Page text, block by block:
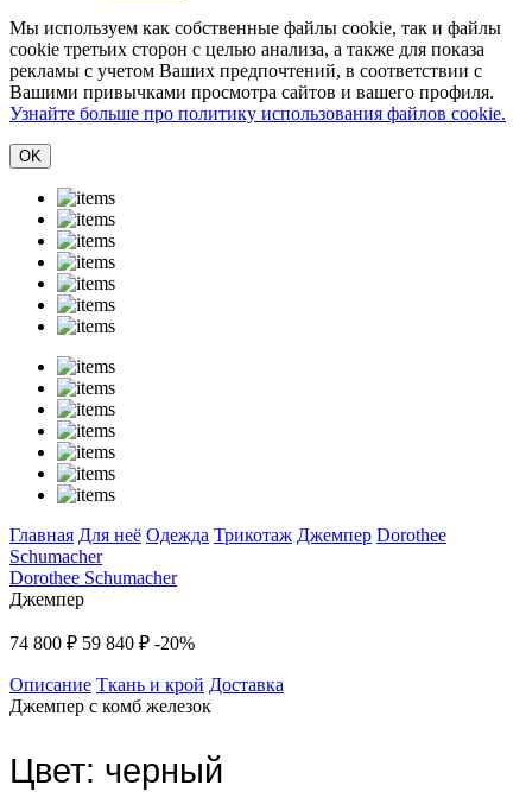
Мы используем как собственные файлы cookie, так и файлы
cookie третьих сторон с целью анализа, а также для показа
рекламы с учетом Ваших предпочтений, в соответствии с
Вашими привычками просмотра сайтов и вашего профиля.
Узнайте больше про политику использования файлов cookie.
ОK
Главная Для неё Одежда Трикотаж Джемпер Dorothee
Schumacher
Dorothee Schumacher
Джемпер
74 800 ₽ 59 840 ₽ -20%
Описание Ткань и крой Доставка
Джемпер с комб железок
Цвет: черный